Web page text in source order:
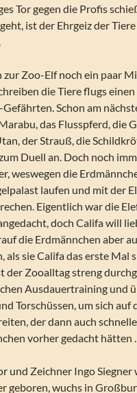
Tor gegen die Profis
ist der Ehrgeiz der
zur Zoo-Elf noch ein paar
die Tiere flugs
Schon am
das Flusspferd, die
der Strauß, die
Duell an. Doch noch
weswegen die
laufen und mit der
Eigentlich war die
doch Califa will
die Erdmännchen aber
als sie Califa das erste Mal
der Zooalltag streng
Ausdauertraining und
Torschüssen, um sich auf
der dann auch
vorher gedacht hätten
und Zeichner Ingo Siegner
geboren, wuchs in